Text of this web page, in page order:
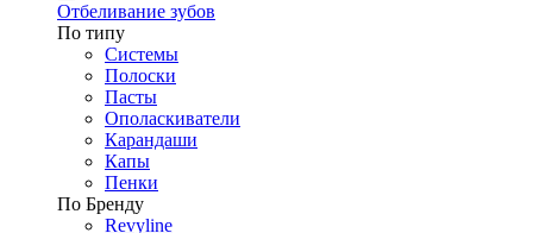
Отбеливание зубов
По типу
Системы
Полоски
Пасты
Ополаскиватели
Карандаши
Капы
Пенки
По Бренду
Revyline